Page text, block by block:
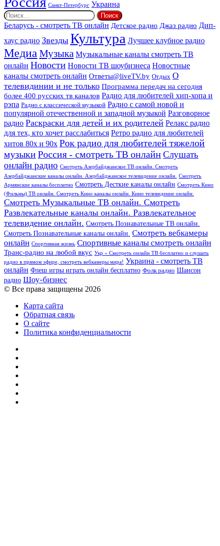
Санкт-Петербург Украина
Найти:
Беларусь - смотреть ТВ онлайн Детское радио Джаз радио Дип-
хаус радио Звезды Культура Лучшее клубное радио
Медиа Музыка Музыкальные каналы смотреть ТВ
онлайн Новости Новости ТВ шоубизнеса Новостные
каналы смотреть онлайн Ответы@liveTV.by Отдых О
телевидинии и не только Программа передач на сегодня
более 400 русских тв каналов Радио для любителей хип-хопа и
рэпа Радио с классической музыкой Радио с самой новой и
популярной отечественной и западной музыкой Разговорное
радио Раскраски для детей и их родителей Релакс радио
для тех, кто хочет расслабиться Ретро радио для любителей
хитов 80х и 90х Рок радио для любителей тяжелой
музыкиРоссия - смотреть ТВ онлайнСлушать
онлайн радио Смотреть Азербайджанское ТВ онлайн. Смотреть
Азербайджанские каналы онлайн. Азербайджанское телевидение онлайн.
Смотреть
Армянские каналы бесплатно Смотреть Десткие каналы онлайн Смотреть Кино
(Фильмы) ТВ онлайн. Смотреть Кино каналы онлайн. Кино телевидение онлайн.
Смотреть Музыкальные ТВ онлайн. Смотреть
Развлекательные каналы онлайн. Развлекательное
телевидение онлайн. Смотреть Познавательные ТВ онлайн.
Смотреть Познавательные каналы онлайн. Смотреть вебкамеры
онлайн Спортивная жизнь Спортивные каналы смотреть онлайн
Транс-радио на любой вкус Укр » Смотреть онлайн ТВ бесплатно и слушать
радио в прямом эфире, смотреть вебкамеры мира! Украина - смотреть ТВ
онлайн Флеш игры играть онлайн бесплатно Фолк радио Шансон
радио Шоу-бизнес
© Все права защищены 2026
Карта сайта
Обратная связь
О сайте
Политика конфиденциальности